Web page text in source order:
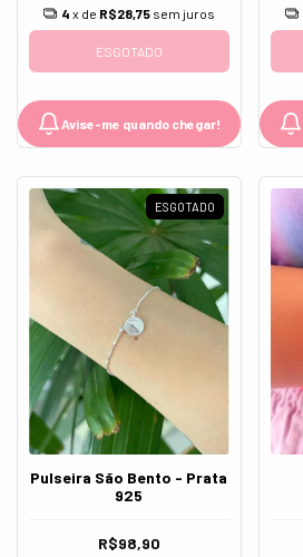
4 x de R$28,75 sem juros
ESGOTADO
Avise-me quando chegar!
ESGOTADO
Pulseira São Bento - Prata
925
R$98,90